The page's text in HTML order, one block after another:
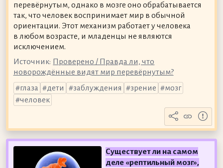
перевёрнутым, однако в мозге оно обрабатывается
так, что человек воспринимает мир в обычной
ориентации. Этот механизм работает у человека
в любом возрасте, и младенцы не являются
исключением.
Источник: Проверено / Правда ли, что
новорождённые видят мир перевёрнутым?
глаза
дети заблуждения зрение
мозг
человек
Существует ли на самом
деле «рептильный мозг»,